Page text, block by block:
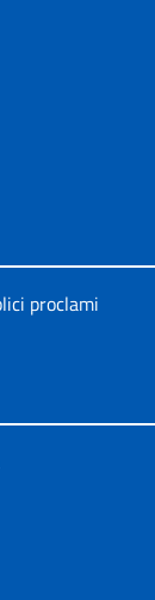
proclami